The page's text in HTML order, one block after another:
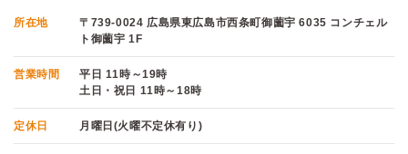
所在地
〒739-0024 広島県東広島市西条町御薗宇 6035 コンチェル
ト御薗宇 1F
営業時間
平日 11時～19時
土日・祝日 11時～18時
定休日 月曜日(火曜不定休有り)